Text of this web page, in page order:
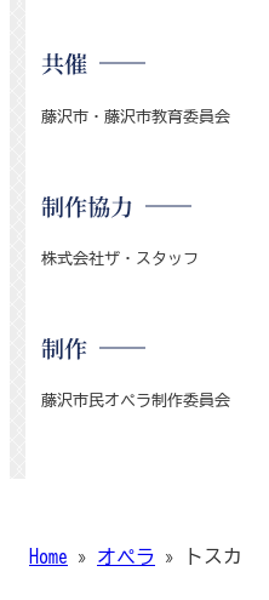
共催
藤沢市・藤沢市教育委員会
制作協力
株式会社ザ・スタッフ
制作
藤沢市民オペラ制作委員会
Home » オペラ » トスカ